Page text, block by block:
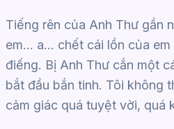
Tiếng rên của Anh Thư
em… a… chết cái lồn của
điếng. Bị Anh Thư cắn một
bắt đầu bắn tinh. Tôi không
cảm giác quá tuyệt vời, quá